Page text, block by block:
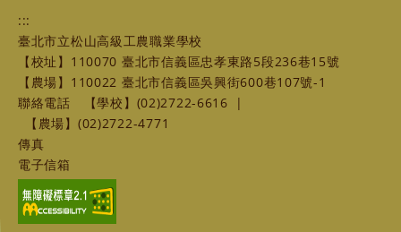
:::
臺北市立松山高級工農職業學校
【校址】110070 臺北市信義區忠孝東路5段236巷15號
【農場】110022 臺北市信義區吳興街600巷107號-1
聯絡電話
【學校】(02)2722-6616
|
【農場】(02)2722-4771
傳真
電子信箱